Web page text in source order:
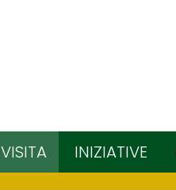
VISITA INIZIATIVE